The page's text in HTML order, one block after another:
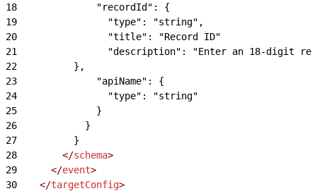
18
              "recordId": {
19
                "type": "string",
20
                "title": "Record ID"
21
"description": "Enter an 18-digit
22
          },
23
              "apiName": {
24
                "type": "string"
25
              }
26
            }
27
          }
28
        </
schema>
29
      </
event>
30
    </
targetConfig>